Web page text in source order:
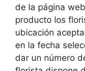
de la página
producto los
ubicación
en la fecha
dar un número